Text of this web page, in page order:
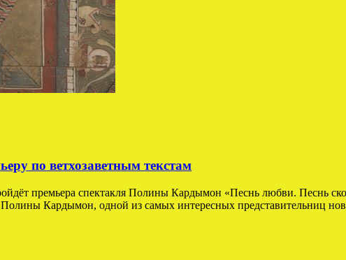
по ветхозаветным текстам
премьера спектакля Полины Кардымон «Песнь любви. Песнь
Кардымон, одной из самых интересных представительниц